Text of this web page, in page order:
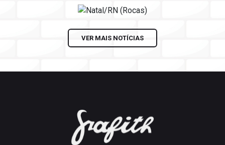
VER MAIS NOTÍCIAS